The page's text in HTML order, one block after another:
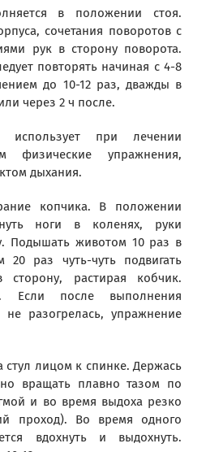
в положении стоя.
сочетания поворотов с
рук в сторону поворота.
повторять начиная с 4-8
до 10-12 раз, дважды в
через 2 ч после.
использует при лечении
физические упражнения,
дыхания.
копчика. В положении
ноги в коленях, руки
Подышать животом 10 раз в
20 раз чуть-чуть подвигать
растирая кобчик.
Если после выполнения
разогрелась, упражнение
стул лицом к спинке. Держась
вращать плавно тазом по
и во время выдоха резко
проход). Во время одного
вдохнуть и выдохнуть.